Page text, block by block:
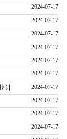
2024-07-17
2024-07-17
2024-07-17
2024-07-17
2024-07-17
2024-07-17
计 2024-07-17
2024-07-17
2024-07-17
2024-07-17